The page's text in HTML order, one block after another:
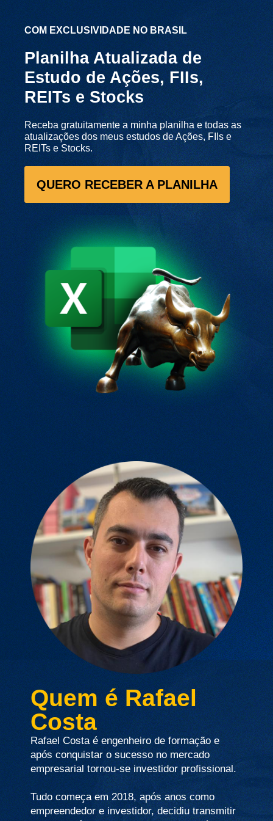
COM EXCLUSIVIDADE NO BRASIL
Planilha Atualizada de
Estudo de Ações, FIIs,
REITs e Stocks
Receba gratuitamente a minha planilha etodas as
atualizações dos meus estudos de Ações, FIIs e
REITs e Stocks.
QUERO RECEBER A PLANILHA
Quem é Rafael
Costa
Rafael Costa é engenheiro de formação e
após conquistar o sucesso no mercado
empresarial tornou-se investidor profissional.
Tudo começa em 2018, após anos como
empreendedor e investidor, decidiu transmitir